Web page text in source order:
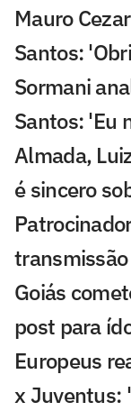
Mauro
Santos:
Sormani
Santos: 'Eu
Almada,
é sincero
Goiás
post para
Europeus
x Juventus: